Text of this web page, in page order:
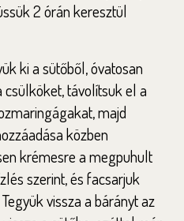
2 órán keresztül
ki a sütőből, óvatosan
távolítsuk el a
majd
közben
krémesre a megpuhult
szerint, és facsarjuk
vissza a bárányt az